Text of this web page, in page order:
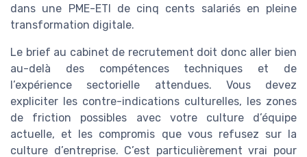
dans une PME-ETI de cinq cents salariés en pleine
transformation digitale.
Le brief au cabinet de recrutement doit donc aller bien
au-delà des compétences techniques et de
l’expérience sectorielle attendues. Vous devez
expliciter les contre-indications culturelles, les zones
de friction possibles avec votre culture d’équipe
actuelle, et les compromis que vous refusez sur la
culture d’entreprise. C’est particulièrement vrai pour